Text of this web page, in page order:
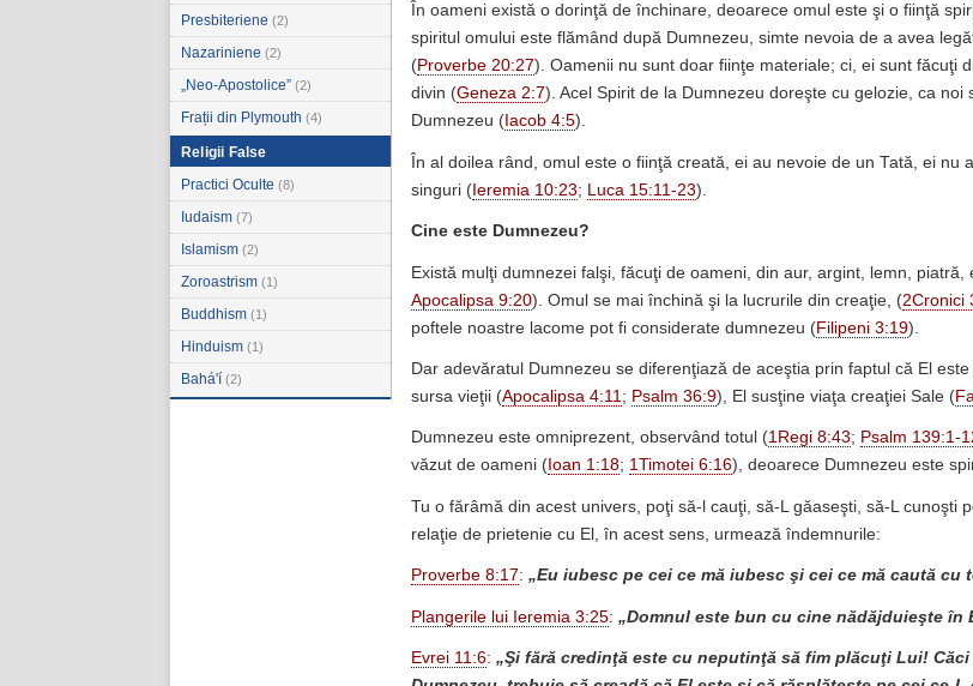
Presbiteriene (2)
Nazariniene (2)
„Neo-Apostolice” (2)
Frații din Plymouth (4)
Religii False
Practici Oculte (8)
Iudaism (7)
Islamism (2)
Zoroastrism (1)
Buddhism (1)
Hinduism (1)
Bahá'í (2)
În oameni există o dorinţă de închinare, deoarece omul este şi o fiinţă
spiritul omului este flămând după Dumnezeu, simte nevoia de a avea
(Proverbe 20:27). Oamenii nu sunt doar fiinţe materiale; ci, ei sunt făcuţi
divin (Geneza 2:7). Acel Spirit de la Dumnezeu doreşte cu gelozie, ca
Dumnezeu ( Iacob 4:5).
În al doilea rând, omul este o fiinţă creată, ei au nevoie de un Tată, ei nu
singuri (Ieremia 10:23; Luca 15:11-23).
Cine este Dumnezeu?
Există mulţi dumnezei falşi, făcuţi de oameni, din aur, argint, lemn, piatră,
Apocalipsa 9:20). Omul se mai închină şi la lucrurile din creaţie, (2Cronici
poftele noastre lacome pot fi considerate dumnezeu (Filipeni 3:19).
Dar adevăratul Dumnezeu se diferenţiază de aceştia prin faptul că El
sursa vieţii (Apocalipsa 4:11 ; Psalm 36:9), El susţine viaţa creaţiei Sale (
Dumnezeu este omniprezent, observând totul (1Regi 8:43; Psalm 139:1-
văzut de oameni ( Ioan 1:18; 1Timotei 6:16), deoarece Dumnezeu este
Tu o fărâmă din acest univers, poţi să-l cauţi, să-L găaseşti, să-L cunoşti
relaţie de prietenie cu El, în acest sens, urmează îndemnurile:
Proverbe 8:17: „Eu iubesc pe cei ce mă iubesc şi cei ce mă caută cu
Plangerile lui Ieremia 3:25: „Domnul este bun cu cine nădăjduieşte în
Evrei 11:6: „Şi fără credinţă este cu neputinţă să fim plăcuţi Lui!